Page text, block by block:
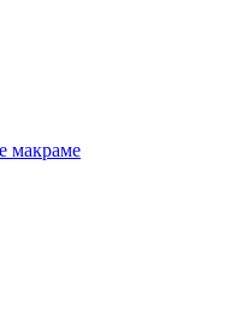
макраме